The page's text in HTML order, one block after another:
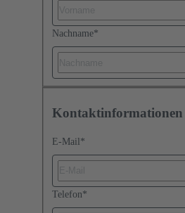
Nachname*
Kontaktinformationen
E-Mail *
Telefon*